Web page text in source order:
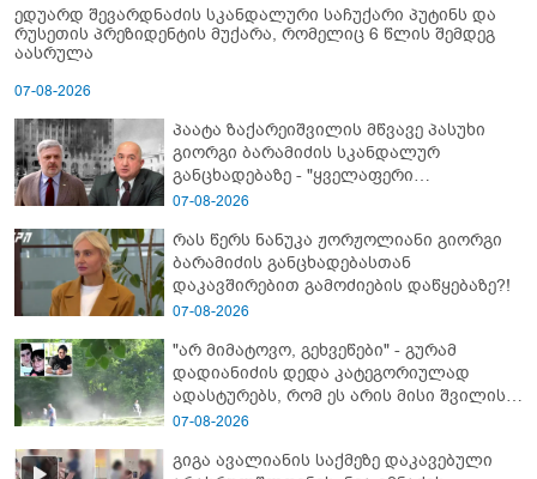
ედუარდ შევარდნაძის სკანდალური საჩუქარი პუტინს და
რუსეთის პრეზიდენტის მუქარა, რომელიც 6 წლის შემდეგ
აასრულა
07-08-2026
პაატა ზაქარეიშვილის მწვავე პასუხი
გიორგი ბარამიძის სკანდალურ
განცხადებაზე - "ყველაფერი
დეტალურად ვიცი... კამანში მოკლული
ბარამიძე კი ტყუის"
07-08-2026
რას წერს ნანუკა ჟორჟოლიანი გიორგი
ბარამიძის განცხადებასთან
დაკავშირებით გამოძიების დაწყებაზე?!
07-08-2026
"არ მიმატოვო, გეხვეწები" - გუ­რა­მ
დადიანიძის დედა კა­ტე­გო­რი­უ­ლად
ადას­ტუ­რებს, რომ ეს არის მისი შვი­ლის
ხმა
07-08-2026
გიგა ავალიანის საქმეზე დაკავებული